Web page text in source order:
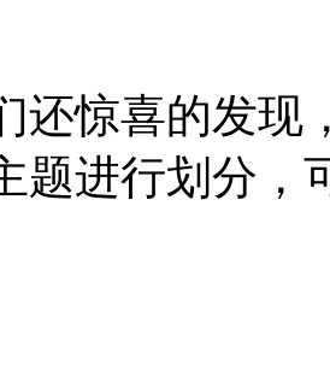
还惊喜的发现
题进行划分，